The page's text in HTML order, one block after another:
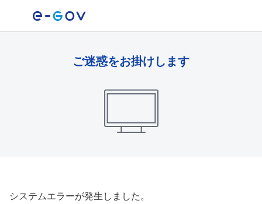
ご迷惑をお掛けします
システムエラーが発生しました。